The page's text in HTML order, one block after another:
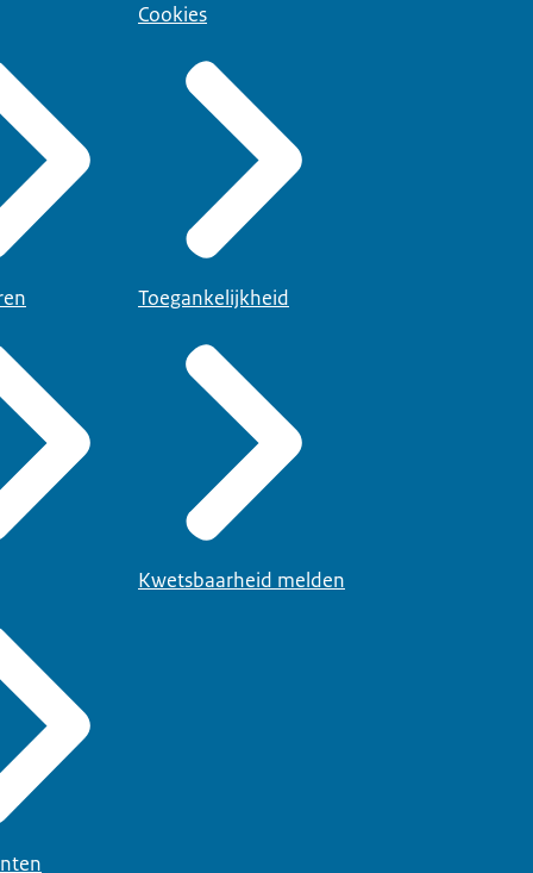
Cookies
Toegankelijkheid
Kwetsbaarheid melden